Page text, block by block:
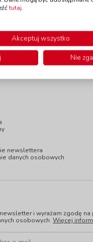
newslettera
danych osobowych
i wyrażam zgodę
osobowych. Więcej
tutaj.
Akceptuj wszystko
Nie